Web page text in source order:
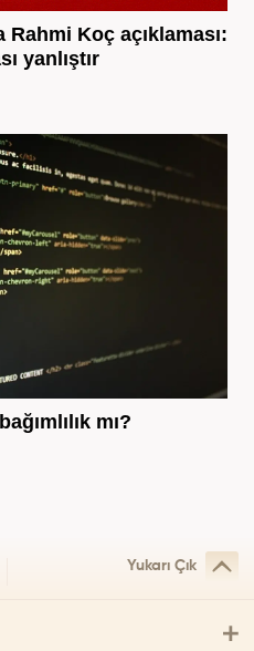
Koç açıklaması:
yanlıştır
mı?
Yukarı Çık